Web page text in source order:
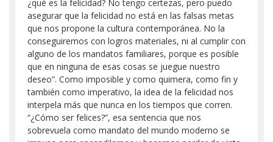
¿qué es la felicidad? No tengo certezas, pero puedo
asegurar que la felicidad no está en las falsas metas
que nos propone la cultura contemporánea. No la
conseguiremos con logros materiales, ni al cumplir con
alguno de los mandatos familiares, porque es posible
que en ninguna de esas cosas se juegue nuestro
deseo”. Como imposible y como quimera, como fin y
también como imperativo, la idea de la felicidad nos
interpela más que nunca en los tiempos que corren.
“¿Cómo ser felices?”, esa sentencia que nos
sobrevuela como mandato del mundo moderno se